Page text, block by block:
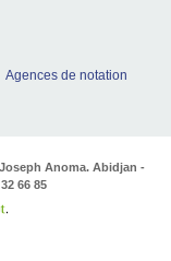
Agences de notation
Anoma. Abidjan -
66 85